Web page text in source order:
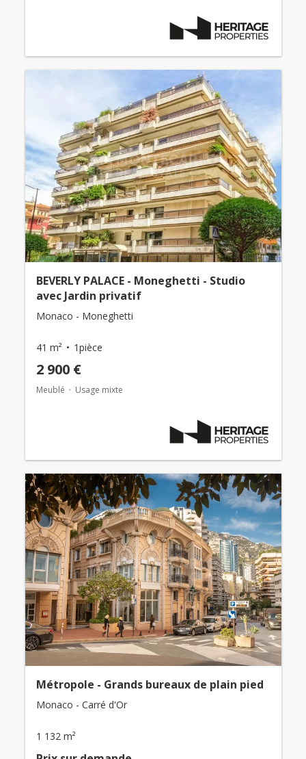
BEVERLY PALACE - Moneghetti - Studio
avec Jardin privatif
Monaco - Moneghetti
41 m² 1pièce
2 900 €
Meublé Usage mixte
Métropole - Grands bureaux de plain pied
Monaco - Carré d'Or
1 132 m²